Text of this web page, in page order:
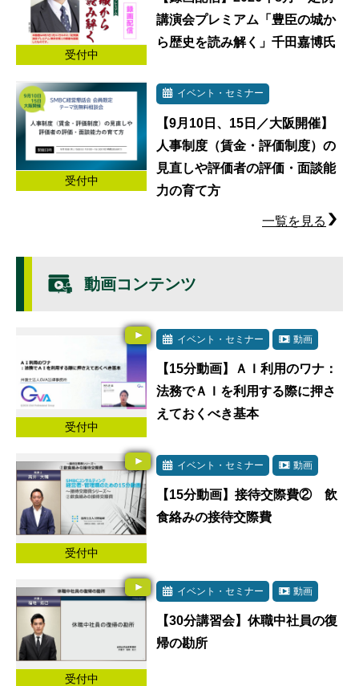
受付中
講演会プレミアム「豊臣の城か
ら歴史を読み解く」千田嘉博氏
受付中
イベント・セミナー
【9月10日、15日／大阪開催】
人事制度（賃金・評価制度）の
見直しや評価者の評価・面談能
力の育て方
一覧を見る
動画コンテンツ
受付中
イベント・セミナー 動画
【15分動画】ＡＩ利用のワナ：
法務でＡＩを利用する際に押さ
えておくべき基本
受付中
イベント・セミナー 動画
【15分動画】接待交際費② 飲
食絡みの接待交際費
受付中
イベント・セミナー 動画
【30分講習会】休職中社員の復
帰の勘所